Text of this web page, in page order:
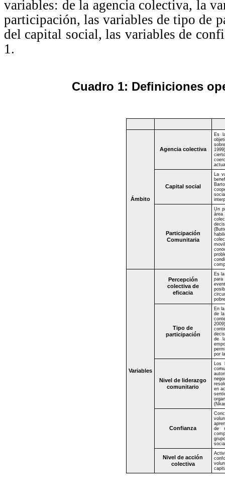
variables: de la agencia colectiva, la
participación, las variables de tipo de
del capital social, las variables de
1.
Cuadro 1: Definiciones
Ámbito
Agencia colectiva
Es
Capital social
La
Participación
Comunitaria
Un
área
Variables
Percepción
colectiva de
eficacia
Es
para
Tipo de
participación
En
de
de
por
Nivel de liderazgo
comunitario
Los
en
Confianza
de
Nivel de acción
colectiva